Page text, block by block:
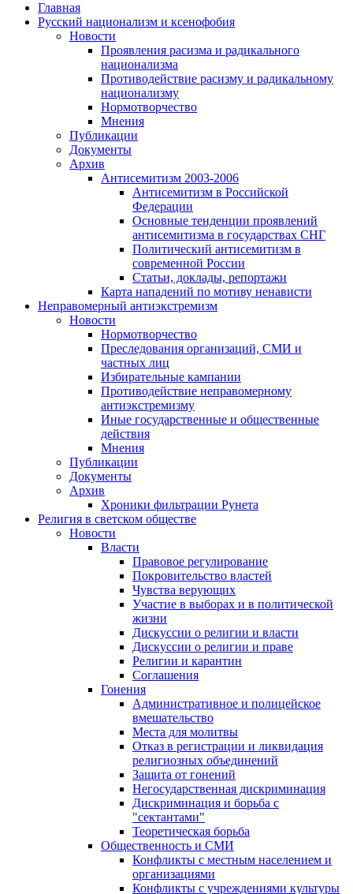
Главная
Русский национализм и ксенофобия
Новости
Проявления расизма и радикального
национализма
Противодействие расизму и радикальному
национализму
Нормотворчество
Мнения
Публикации
Документы
Архив
Антисемитизм 2003-2006
Антисемитизм в Российской
Федерации
Основные тенденции проявлений
антисемитизма в государствах СНГ
Политический антисемитизм в
современной России
Статьи, доклады, репортажи
Карта нападений по мотиву ненависти
Неправомерный антиэкстремизм
Новости
Нормотворчество
Преследования организаций, СМИ и
частных лиц
Избирательные кампании
Противодействие неправомерному
антиэкстремизму
Иные государственные и общественные
действия
Мнения
Публикации
Документы
Архив
Хроники фильтрации Рунета
Религия в светском обществе
Новости
Власти
Правовое регулирование
Покровительство властей
Чувства верующих
Участие в выборах и в политической
жизни
Дискуссии о религии и власти
Дискуссии о религии и праве
Религии и карантин
Соглашения
Гонения
Административное и полицейское
вмешательство
Места для молитвы
Отказ в регистрации и ликвидация
религиозных объединений
Защита от гонений
Негосударственная дискриминация
Дискриминация и борьба с
"сектантами"
Теоретическая борьба
Общественность и СМИ
Конфликты с местным населением и
организациями
Конфликты с учреждениями культуры